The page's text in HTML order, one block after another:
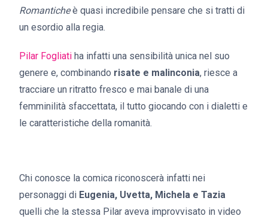
Romanticheè quasi incredibile pensare che si tratti di
un esordio alla regia.
Pilar Fogliati ha infatti una sensibilità unica nel suo
genere e, combinando risate e malinconia, riesce a
tracciare un ritratto fresco e mai banale di una
femminilità sfaccettata, il tutto giocando con i dialetti e
le caratteristiche della romanità.
Chi conosce la comica riconoscerà infatti nei
personaggi di Eugenia, Uvetta, Michela e Tazia
quelli che la stessa Pilar aveva improvvisato in video